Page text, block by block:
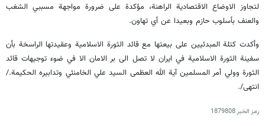
لتجاوز الاوضاع الاقتصادية الراهنة، مؤكدة على ضرورة مواجهة مسببي الشغب
والعنف بأسلوب حازم وبعيدا عن أي تهاون.
وأكدت كتلة المبدئيين على بيعتها مع قائد الثورة الاسلامية وعقيدتها الراسخة بأن
سفينة الثورة الاسلامية في ايران لا تصل الى بر الامان الا في ضوء توجيهات قائد
الثورة وولي أمر المسلمين آية الله العظمى السيد علي الخامنئي وتدابيره الحكيمة./
انتهى/.
رمز الخبر1879808